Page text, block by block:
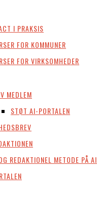
I PRAKSIS
FOR KOMMUNER
FOR VIRKSOMHEDER
MEDLEM
STØT AI-PORTALEN
REDAKTIONEL METODE PÅ AI